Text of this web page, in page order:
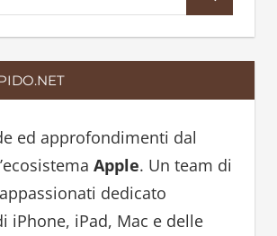
e
a
ed approfondimenti dal
Apple. Un team di
dedicato
iPhone, iPad, Mac e delle